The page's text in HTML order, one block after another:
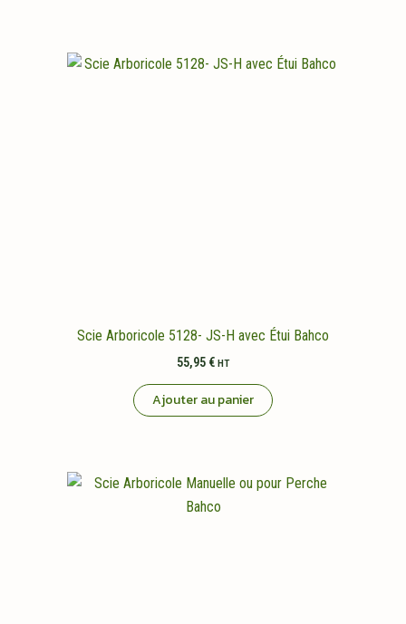
Scie Arboricole 5128- JS-H avec Étui Bahco
55,95 € HT
Ajouter au panier